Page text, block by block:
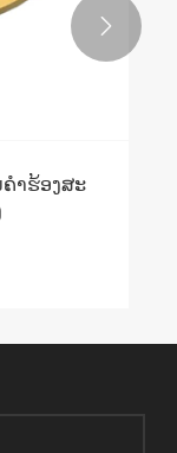
ຄໍາຮ້ອງສະ
